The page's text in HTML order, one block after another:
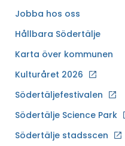
n
a
y
t
f
ö
Jobba hos oss
Ö
p
n
a
y
t
Hållbara Södertälje
Karta över kommunen
Kulturåret 2026
Södertäljefestivalen
Södertälje Science Park
Ö
p
Södertälje stadsscen